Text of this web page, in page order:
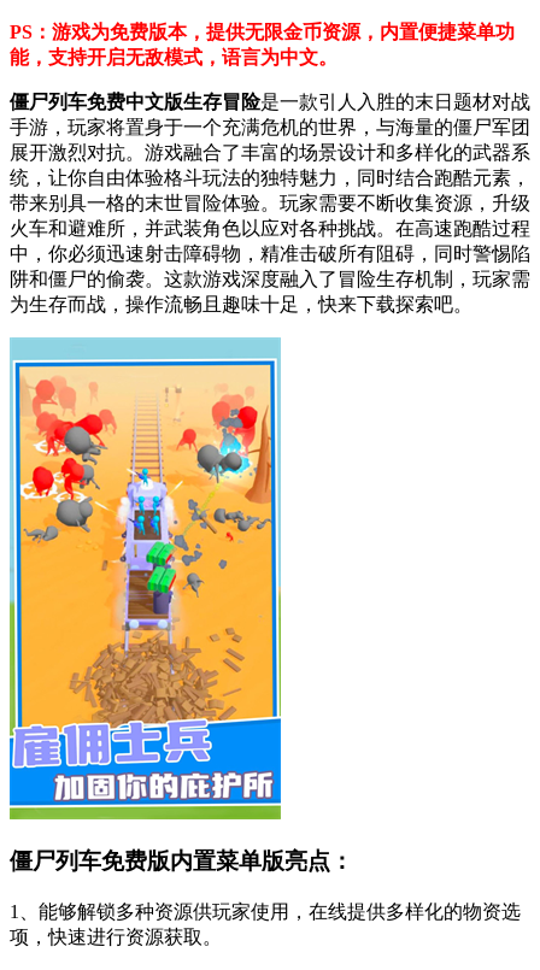
PS：游戏为免费版本，提供无限金币资源，内置便捷菜单功
能，支持开启无敌模式，语言为中文。
僵尸列车免费中文版生存冒险是一款引人入胜的末日题材对战
手游，玩家将置身于一个充满危机的世界，与海量的僵尸军团
展开激烈对抗。游戏融合了丰富的场景设计和多样化的武器系
统，让你自由体验格斗玩法的独特魅力，同时结合跑酷元素，
带来别具一格的末世冒险体验。玩家需要不断收集资源，升级
火车和避难所，并武装角色以应对各种挑战。在高速跑酷过程
中，你必须迅速射击障碍物，精准击破所有阻碍，同时警惕陷
阱和僵尸的偷袭。这款游戏深度融入了冒险生存机制，玩家需
为生存而战，操作流畅且趣味十足，快来下载探索吧。
僵尸列车免费版内置菜单版亮点：
1、能够解锁多种资源供玩家使用，在线提供多样化的物资选
项，快速进行资源获取。